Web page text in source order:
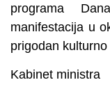
programa
manifestacija u
prigodan
Kabinet ministra